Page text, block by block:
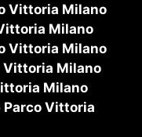
Vittoria Milano
Milano
Vittoria Milano
Vittoria Milano
Milano
Parco Vittoria